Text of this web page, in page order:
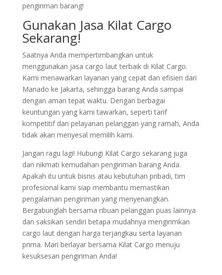
pengiriman barang!
Gunakan Jasa Kilat Cargo
Sekarang!
Saatnya Anda mempertimbangkan untuk
menggunakan jasa cargo laut terbaik di Kilat Cargo.
Kami menawarkan layanan yang cepat dan efisien dari
Manado ke Jakarta, sehingga barang Anda sampai
dengan aman tepat waktu. Dengan berbagai
keuntungan yang kami tawarkan, seperti tarif
kompetitif dan pelayanan pelanggan yang ramah, Anda
tidak akan menyesal memilih kami.
Jangan ragu lagi! Hubungi Kilat Cargo sekarang juga
dan nikmati kemudahan pengiriman barang Anda.
Apakah itu untuk bisnis atau kebutuhan pribadi, tim
profesional kami siap membantu memastikan
pengalaman pengiriman yang menyenangkan.
Bergabunglah bersama ribuan pelanggan puas lainnya
dan saksikan sendiri betapa mudahnya mengirimkan
cargo laut dengan harga terjangkau serta layanan
prima. Mari berlayar bersama Kilat Cargo menuju
kesuksesan pengiriman Anda!